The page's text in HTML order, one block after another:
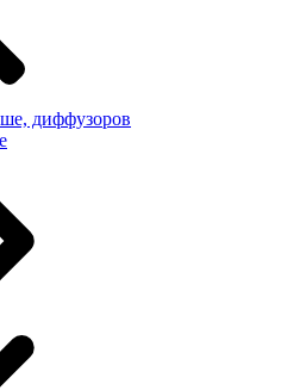
диффузоров